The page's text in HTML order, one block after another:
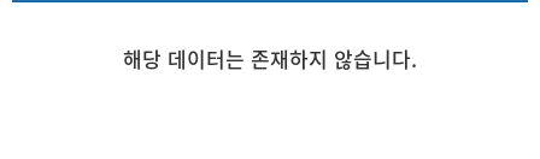
해당 데이터는 존재하지 않습니다.